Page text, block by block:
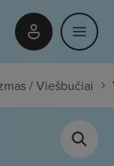
/ Viešbučiai